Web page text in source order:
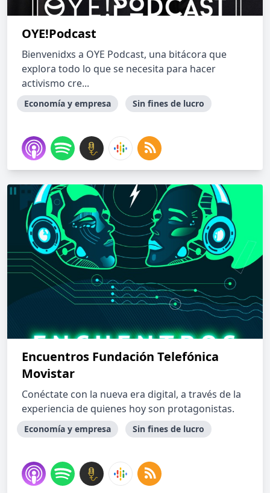
OYE!Podcast
Bienvenidxs a OYE Podcast, una bitácora que
explora todo lo que se necesita para hacer
activismo cre...
Economía y empresa Sin fines de lucro
Encuentros Fundación Telefónica
Movistar
Conéctate con la nueva era digital, a través de la
experiencia de quienes hoy son protagonistas.
Economía y empresa Sin fines de lucro